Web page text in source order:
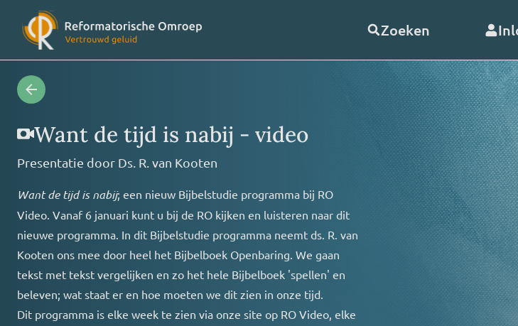
Zoeken
Videoprogramma’s
Concertagenda
RO nieuws
VriendenClub RO
Contact opnemen
Als
alle
RO.
Want de tijd is nabij - video
Presentatie door Ds. R. van Kooten
Want de tijd is nabij; een nieuw Bijbelstudie programma bij RO
Video. Vanaf 6 januari kunt u bij de RO kijken en luisteren naar dit
nieuwe programma. In dit Bijbelstudie programma neemt ds. R. van
Kooten ons mee door heel het Bijbelboek Openbaring. We gaan
tekst met tekst vergelijken en zo het hele Bijbelboek 'spellen' en
beleven; wat staat er en hoe moeten we dit zien in onze tijd.
Dit programma is elke week te zien via onze site op RO Video, elke